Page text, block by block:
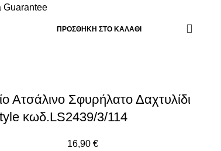
Guarantee
ΠΡΟΣΘΉΚΗ ΣΤΟ ΚΑΛΆΘΙ
Ατσάλινο Σφυρήλατο Δαχτυλίδι
κωδ.LS2439/3/114
16,90€